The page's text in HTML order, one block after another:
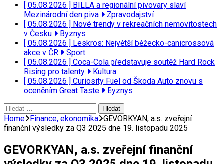
[ 05.08.2026 ] BILLA a regionální pivovary slaví
Mezinárodní den piva
Zpravodajství
[ 05.08.2026 ] Nové trendy v rekreačních nemovitostech
v Česku
Byznys
[ 05.08.2026 ] Leskros: Největší běžecko-canicrossová
akce v ČR
Sport
[ 05.08.2026 ] Coca-Cola představuje soutěž Hard Rock
Rising pro talenty
Kultura
[ 05.08.2026 ] Curiosity Fuel od Škoda Auto znovu s
oceněním Great Taste
Byznys
Vyhledávání
Home Finance, ekonomika GEVORKYAN, a.s. zveřejní
finanční výsledky za Q3 2025 dne 19. listopadu 2025
GEVORKYAN, a.s. zveřejní finanční